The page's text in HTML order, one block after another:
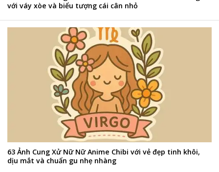
với váy xòe và biểu tượng cái cân nhỏ
63 Ảnh Cung Xử Nữ Nữ Anime Chibi với vẻ đẹp tinh khôi,
dịu mắt và chuẩn gu nhẹ nhàng